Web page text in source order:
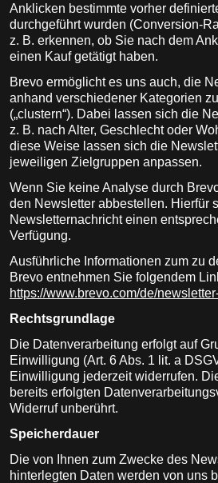
Anklicken bestimmte vorher
durchgeführt wurden (Conversion-
z. B. erkennen, ob Sie nach dem
einen Kauf getätigt haben.
Brevo ermöglicht es uns auch, die
anhand verschiedener Kategorien
(„clustern“). Dabei lassen sich die
z. B. nach Alter, Geschlecht oder
diese Weise lassen sich die
jeweiligen Zielgruppen anpassen.
Wenn Sie keine Analyse durch
den Newsletter abbestellen. Hierfür
Newsletternachricht einen
Verfügung.
Ausführliche Informationen zum zu
Brevo entnehmen Sie folgendem
https://www.brevo.com/de/
Rechtsgrundlage
Die Datenverarbeitung erfolgt auf
Einwilligung (Art. 6 Abs. 1 lit. a
Einwilligung jederzeit widerrufen.
bereits erfolgten
Widerruf unberührt.
Speicherdauer
Die von Ihnen zum Zwecke des
hinterlegten Daten werden von uns